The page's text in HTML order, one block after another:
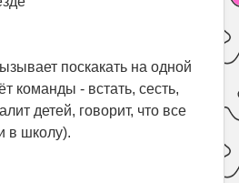
поскакать на одной
команды - встать, сесть,
детей, говорит, что все
в школу).